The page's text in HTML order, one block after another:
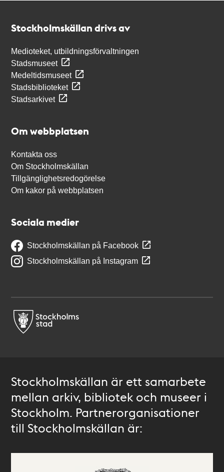
Stockholmskällan drivs av
Medioteket, utbildningsförvaltningen
Stadsmuseet
Medeltidsmuseet
Stadsbiblioteket
Stadsarkivet
Om webbplatsen
Kontakta oss
Om Stockholmskällan
Tillgänglighetsredogörelse
Om kakor på webbplatsen
Sociala medier
Stockholmskällan på Facebook
Stockholmskällan på Instagram
Stockholmskällan är ett samarbete
mellan arkiv, bibliotek och museer i
Stockholm. Partnerorganisationer
till Stockholmskällan är: